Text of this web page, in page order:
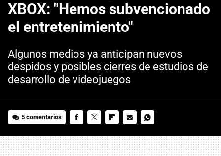
XBOX: "Hemos subvencionado
el entretenimiento"
Algunos medios ya anticipan nuevos
despidos y posibles cierres de estudios de
desarrollo de videojuegos
5 comentarios
MAIL